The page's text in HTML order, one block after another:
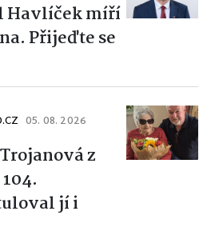
Havlíček míří
Přijeďte se
05. 08. 2026
z
jí i